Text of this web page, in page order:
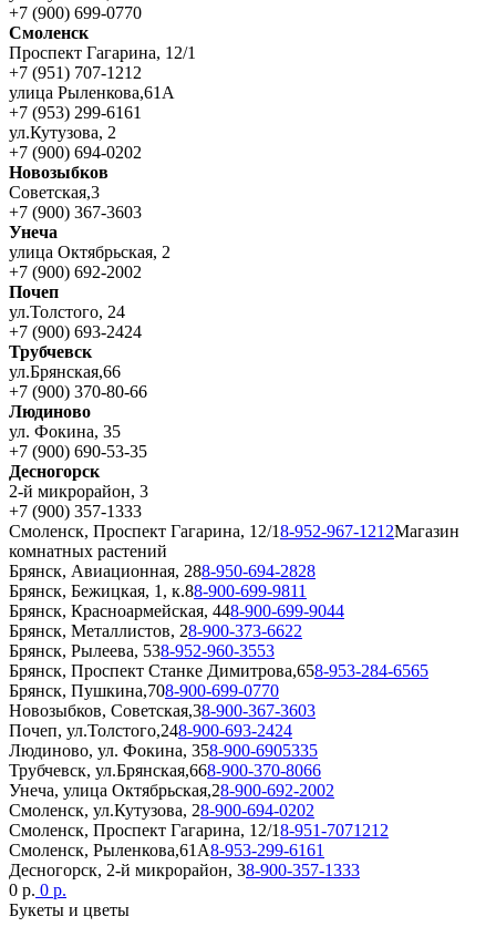
+7 (900) 699-0770
Смоленск
Проспект Гагарина, 12/1
+7 (951) 707-1212
улица Рыленкова,61А
+7 (953) 299-6161
ул.Кутузова, 2
+7 (900) 694-0202
Новозыбков
Советская,3
+7 (900) 367-3603
Унеча
улица Октябрьская, 2
+7 (900) 692-2002
Почеп
ул.Толстого, 24
+7 (900) 693-2424
Трубчевск
ул.Брянская,66
+7 (900) 370-80-66
Людиново
ул. Фокина, 35
+7 (900) 690-53-35
Десногорск
2-й микрорайон, 3
+7 (900) 357-1333
Смоленск, Проспект Гагарина, 12/18-952-967-1212Магазин
комнатных растений
Брянск, Авиационная, 288-950-694-2828
Брянск, Бежицкая, 1, к.88-900-699-9811
Брянск, Красноармейская, 448-900-699-9044
Брянск, Металлистов, 28-900-373-6622
Брянск, Рылеева, 538-952-960-3553
Брянск, Проспект Станке Димитрова,658-953-284-6565
Брянск, Пушкина,708-900-699-0770
Новозыбков, Советская,38-900-367-3603
Почеп, ул.Толстого,248-900-693-2424
Людиново, ул. Фокина, 358-900-6905335
Трубчевск, ул.Брянская,668-900-370-8066
Унеча, улица Октябрьская,28-900-692-2002
Смоленск, ул.Кутузова, 28-900-694-0202
Смоленск, Проспект Гагарина, 12/18-951-7071212
Смоленск, Рыленкова,61А8-953-299-6161
Десногорск, 2-й микрорайон, 38-900-357-1333
0 р. 0 р.
Букеты и цветы